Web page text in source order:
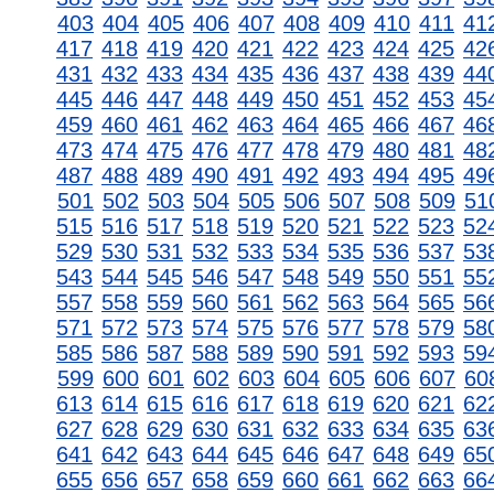
403 404 405 406 407 408 409 410 411
417 418 419 420 421 422 423 424 425
431 432 433 434 435 436 437 438 439
445 446 447 448 449 450 451 452 453
459 460 461 462 463 464 465 466 467
473 474 475 476 477 478 479 480 481
487 488 489 490 491 492 493 494 495
501 502 503 504 505 506 507 508 509
515 516 517 518 519 520 521 522 523
529 530 531 532 533 534 535 536 537
543 544 545 546 547 548 549 550 551
557 558 559 560 561 562 563 564 565
571 572 573 574 575 576 577 578 579
585 586 587 588 589 590 591 592 593
599 600 601 602 603 604 605 606 607
613 614 615 616 617 618 619 620 621
627 628 629 630 631 632 633 634 635
641 642 643 644 645 646 647 648 649
655 656 657 658 659 660 661 662 663